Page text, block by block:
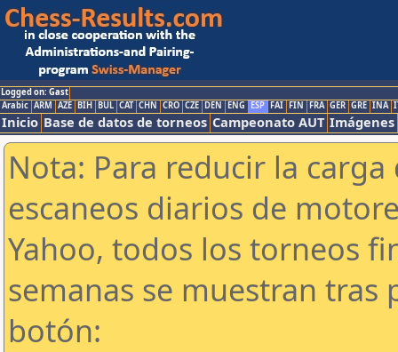
Logged on: Gast
Arabic ARM AZE BIH BUL CAT CHN CRO CZE DEN ENG ESP FAI FIN FRA GER GRE INA
Inicio Base de datos de torneos Campeonato AUT Imágenes
Nota: Para reducir la
escaneos diarios de
Yahoo, todos los torneos
semanas se muestran tras
botón: